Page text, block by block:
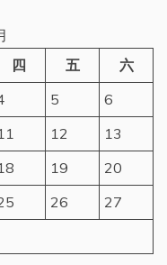
四 五
六
5
6
12
13
19
20
26
27